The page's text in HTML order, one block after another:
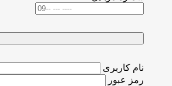
نام کاربری
رمز عبور